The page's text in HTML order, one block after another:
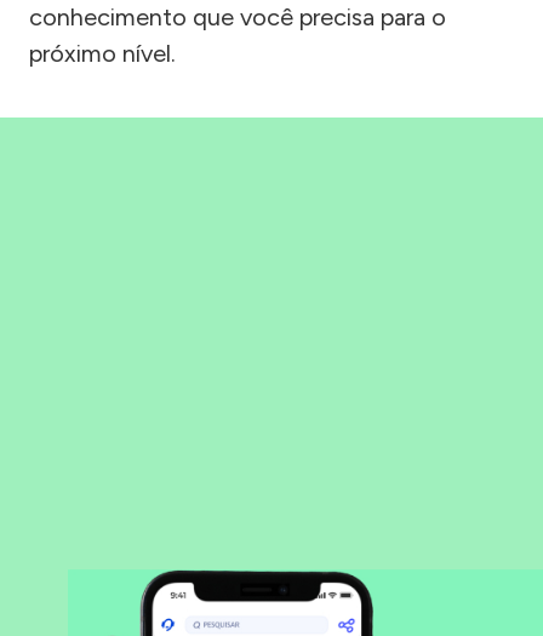
conhecimento que você precisa para o
próximo nível.